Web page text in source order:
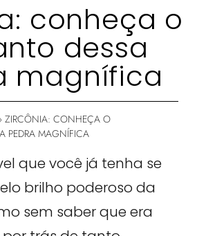
conheça o
dessa
magnífica
ZIRCÔNIA: CONHEÇA O
PEDRA MAGNÍFICA
que você já tenha se
brilho poderoso da
sem saber que era